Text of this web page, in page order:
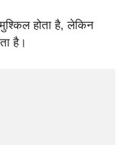
होता है, लेकिन
है।